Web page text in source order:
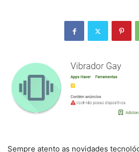
Sempre atento as novidades